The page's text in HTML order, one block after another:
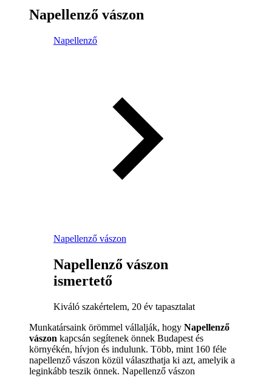
Napellenző vászon
Napellenző
Napellenző vászon
Napellenző vászon
ismertető
Kiváló szakértelem, 20 év tapasztalat
Munkatársaink örömmel vállalják, hogy Napellenző
vászon kapcsán segítenek önnek Budapest és
környékén, hívjon és indulunk. Több, mint 160 féle
napellenző vászon közül választhatja ki azt, amelyik a
leginkább teszik önnek. Napellenző vászon